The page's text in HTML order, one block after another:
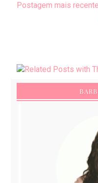
Postagem mais recente